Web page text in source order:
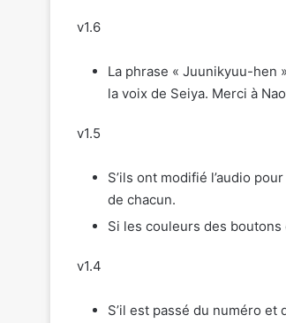
v1.6
La phrase « Juunikyuu-hen
la voix de Seiya. Merci à
v1.5
S’ils ont modifié l’audio
de chacun.
Si les couleurs des
v1.4
S’il est passé du numéro et